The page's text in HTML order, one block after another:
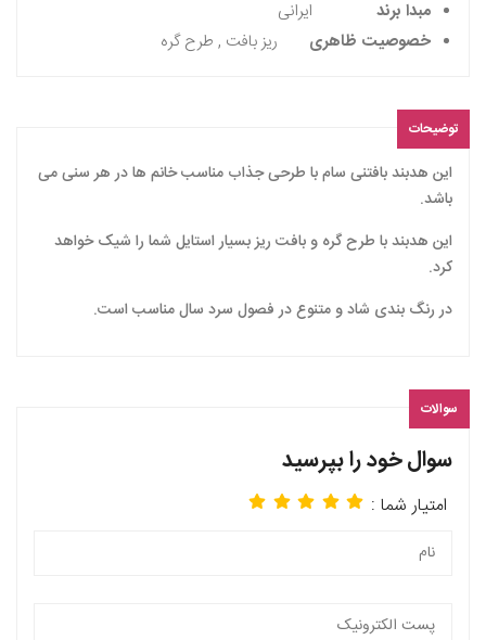
مبدا برند
ایرانی
خصوصیت ظاهری
ریز بافت , طرح گره
توضیحات
این هدبند بافتنی سام با طرحی جذاب مناسب خانم ها در هر سنی می
باشد.
این هدبند با طرح گره و بافت ریز بسیار استایل شما را شیک خواهد
کرد.
در رنگ بندی شاد و متنوع در فصول سرد سال مناسب است.
سوالات
سوال خود را بپرسید
امتیار شما :